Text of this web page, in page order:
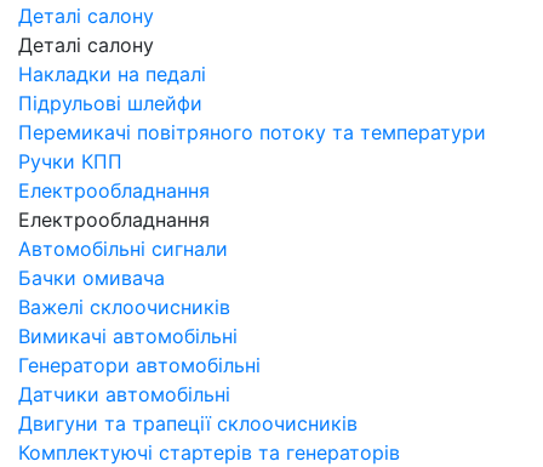
Деталі салону
Деталі салону
Накладки на педалі
Підрульові шлейфи
Перемикачі повітряного потоку та температури
Ручки КПП
Електрообладнання
Електрообладнання
Автомобільні сигнали
Бачки омивача
Важелі склоочисників
Вимикачі автомобільні
Генератори автомобільні
Датчики автомобільні
Двигуни та трапеції склоочисників
Комплектуючі стартерів та генераторів